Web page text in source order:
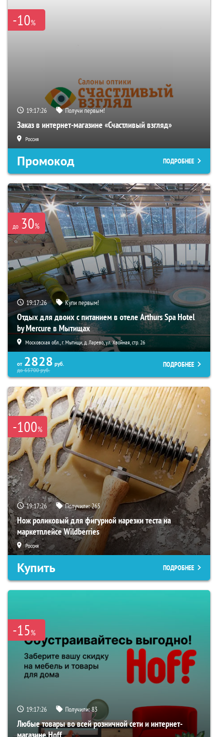
-10%
19:17:25 Получи первым!
Заказ в интернет-магазине «Счастливый взгляд»
Россия
Промокод ПОДРОБНЕЕ
до 30%
19:17:25 Купи первым!
Отдых для двоих с питанием в отеле Arthurs Spa Hotel
by Mercure в Мытищах
Московская обл., г. Мытищи, д. Ларево, ул. Хвойная, стр. 26
от 2828 руб.
до65700руб.
ПОДРОБНЕЕ
-100%
19:17:25 Получили:265
Нож роликовый для фигурной нарезки теста на
маркетплейсе Wildberries
Россия
Купить ПОДРОБНЕЕ
-15%
19:17:25 Получили:83
Любые товары во всей розничной сети и интернет-